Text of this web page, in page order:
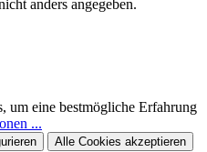
anders angegeben.
um eine bestmögliche Erfahrung
...
Alle Cookies akzeptieren